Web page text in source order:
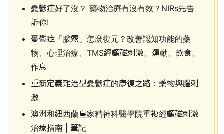
憂鬱症好了沒？ 藥物治療有沒有效？NIRs先告
訴你!
憂鬱症「腦霧」怎麼復元？改善認知功能的藥
物、心理治療、TMS經顱磁刺激、運動、飲食、
作息
重新定義難治型憂鬱症的康復之路：藥物與腦刺
激
澳洲和紐西蘭皇家精神科醫學院重複經顱磁刺激
治療指南 | 筆記